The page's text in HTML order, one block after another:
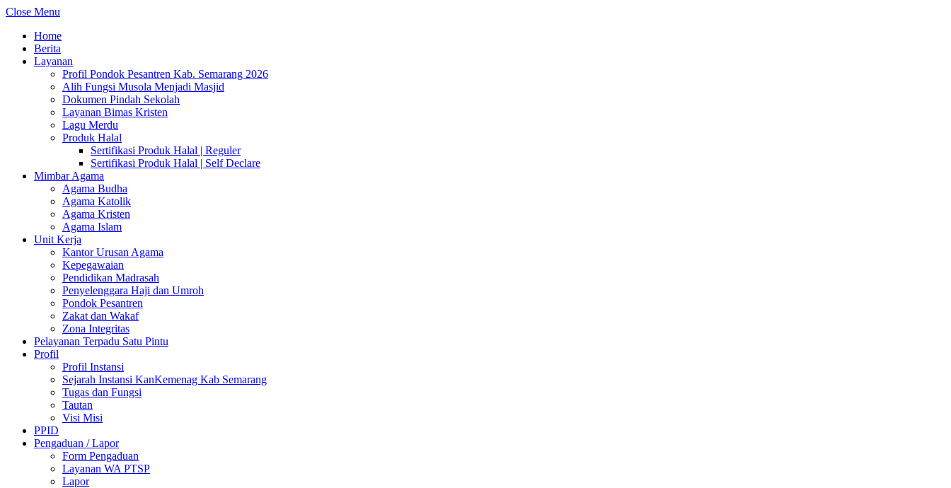
Close Menu
Home
Berita
Layanan
Profil Pondok Pesantren Kab. Semarang 2026
Alih Fungsi Musola Menjadi Masjid
Dokumen Pindah Sekolah
Layanan Bimas Kristen
Lagu Merdu
Produk Halal
Sertifikasi Produk Halal | Reguler
Sertifikasi Produk Halal | Self Declare
Mimbar Agama
Agama Budha
Agama Katolik
Agama Kristen
Agama Islam
Unit Kerja
Kantor Urusan Agama
Kepegawaian
Pendidikan Madrasah
Penyelenggara Haji dan Umroh
Pondok Pesantren
Zakat dan Wakaf
Zona Integritas
Pelayanan Terpadu Satu Pintu
Profil
Profil Instansi
Sejarah Instansi KanKemenag Kab Semarang
Tugas dan Fungsi
Tautan
Visi Misi
PPID
Pengaduan / Lapor
Form Pengaduan
Layanan WA PTSP
Lapor